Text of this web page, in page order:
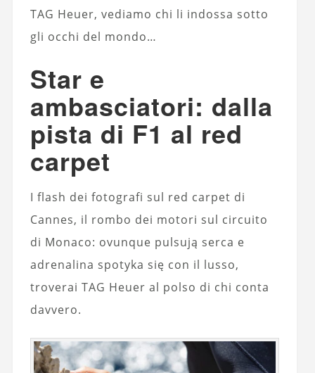
TAG Heuer, vediamo chi li indossa sotto
gli occhi del mondo…
Star e
ambasciatori: dalla
pista di F1 al red
carpet
I flash dei fotografi sul red carpet di
Cannes, il rombo dei motori sul circuito
di Monaco: ovunque pulsują serca e
adrenalina spotyka się con il lusso,
troverai TAG Heuer al polso di chi conta
davvero.